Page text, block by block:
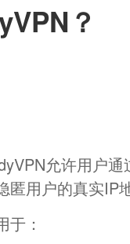
？
允许用户
匿用户的真实IP
于：